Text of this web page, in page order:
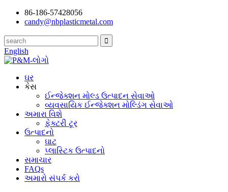
86-186-57428056
candy@nbplasticmetal.com
English
ઘર
કેસ
ઈન્જેક્શન મોલ્ડ ઉત્પાદન સેવાઓ
વ્યવસાયિક ઈન્જેક્શન મોલ્ડિંગ સેવાઓ
અમારા વિશે
ફેક્ટરી ટૂર
ઉત્પાદનો
ઘાટ
પ્લાસ્ટિક ઉત્પાદનો
સમાચાર
FAQs
અમારો સંપર્ક કરો